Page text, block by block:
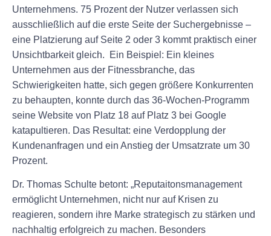
Unternehmens. 75 Prozent der Nutzer verlassen sich
ausschließlich auf die erste Seite der Suchergebnisse –
eine Platzierung auf Seite 2 oder 3 kommt praktisch einer
Unsichtbarkeit gleich. Ein Beispiel: Ein kleines
Unternehmen aus der Fitnessbranche, das
Schwierigkeiten hatte, sich gegen größere Konkurrenten
zu behaupten, konnte durch das 36-Wochen-Programm
seine Website von Platz 18 auf Platz 3 bei Google
katapultieren. Das Resultat: eine Verdopplung der
Kundenanfragen und ein Anstieg der Umsatzrate um 30
Prozent.
Dr. Thomas Schulte betont: „Reputaitonsmanagement
ermöglicht Unternehmen, nicht nur auf Krisen zu
reagieren, sondern ihre Marke strategisch zu stärken und
nachhaltig erfolgreich zu machen. Besonders